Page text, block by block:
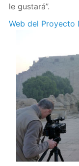
le gustará”.
Web del Proyecto